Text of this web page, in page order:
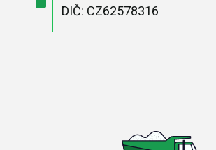
DIČ: CZ62578316